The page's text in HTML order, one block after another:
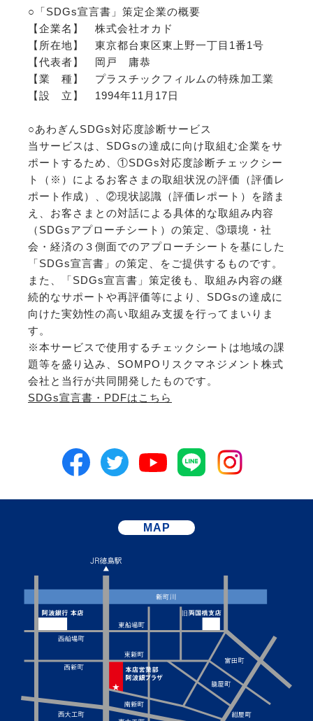
○「SDGs宣言書」策定企業の概要
【企業名】 株式会社オカド
【所在地】 東京都台東区東上野一丁目1番1号
【代表者】 岡戸 庸恭
【業 種】 プラスチックフィルムの特殊加工業
【設 立】 1994年11月17日
○あわぎんSDGs対応度診断サービス
当サービスは、SDGsの達成に向け取組む企業をサ
ポートするため、①SDGs対応度診断チェックシー
ト（※）によるお客さまの取組状況の評価（評価レ
ポート作成）、②現状認識（評価レポート）を踏ま
え、お客さまとの対話による具体的な取組み内容
（SDGsアプローチシート）の策定、③環境・社
会・経済の３側面でのアプローチシートを基にした
「SDGs宣言書」の策定、をご提供するものです。
また、「SDGs宣言書」策定後も、取組み内容の継
続的なサポートや再評価等により、SDGsの達成に
向けた実効性の高い取組み支援を行ってまいりま
す。
※本サービスで使用するチェックシートは地域の課
題等を盛り込み、SOMPOリスクマネジメント株式
会社と当行が共同開発したものです。
SDGs宣言書・PDFはこちら
MAP